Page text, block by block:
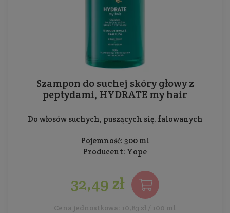
Szampon do suchej skóry głowy z
peptydami, HYDRATE my hair
Do włosów suchych, puszących się, falowanych
Pojemność: 300 ml
Producent: Yope
32,49 zł
Cena jednostkowa: 10,83 zł / 100 ml